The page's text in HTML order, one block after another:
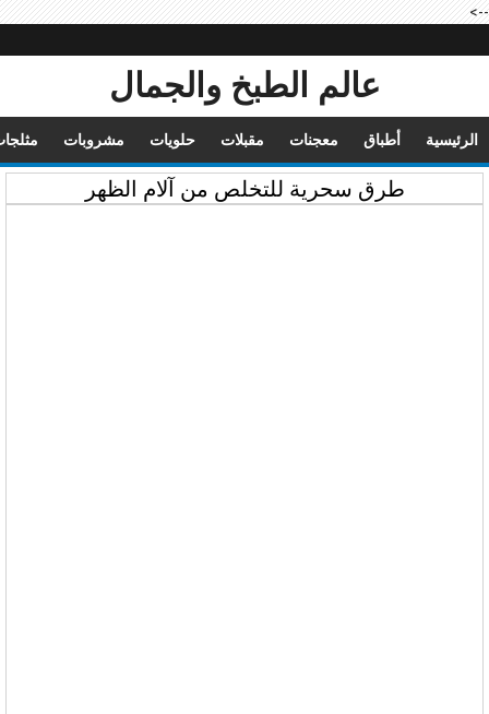
-->
عالم الطبخ والجمال
الرئيسية أطباق معجنات مقبلات حلويات مشروبات
طرق سحرية للتخلص من آلام الظهر